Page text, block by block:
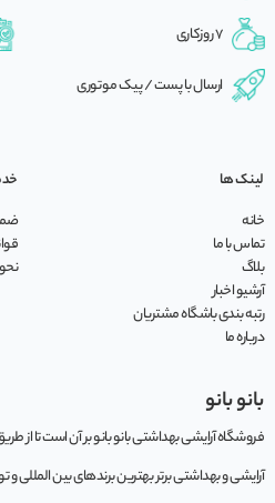
7 روزکاری
ارسال با پست / پیک موتوری
لینک ها
خانه
تماس با ما
بلاگ
آرشیو اخبار
رتبه بندی باشگاه مشتریان
درباره ما
بانو بانو
فروشگاه آرایشی بهداشتی بانو بانو بر آن است تا از
آرایشی و بهداشتی برتر بهترین برندهای بین المللی و